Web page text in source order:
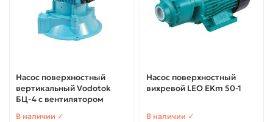
Насос поверхностный
вертикальный Vodotok
БЦ-4 с вентилятором
В наличии ✓
Насос поверхностный
вихревой LEO EKm 50-1
В наличии ✓